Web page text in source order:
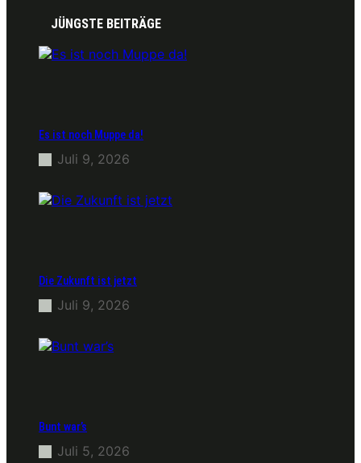
JÜNGSTE BEITRÄGE
Es ist noch Muppe da!
Juli 9, 2026
Die Zukunft ist jetzt
Juli 9, 2026
Bunt war’s
Juli 5, 2026